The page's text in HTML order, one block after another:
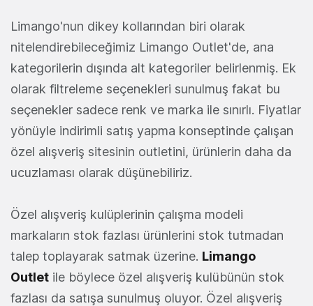
Limango'nun dikey kollarından biri olarak
nitelendirebileceğimiz Limango Outlet'de, ana
kategorilerin dışında alt kategoriler belirlenmiş. Ek
olarak filtreleme seçenekleri sunulmuş fakat bu
seçenekler sadece renk ve marka ile sınırlı. Fiyatlar
yönüyle indirimli satış yapma konseptinde çalışan
özel alışveriş sitesinin outletini, ürünlerin daha da
ucuzlaması olarak düşünebiliriz.
Özel alışveriş kulüplerinin çalışma modeli
markaların stok fazlası ürünlerini stok tutmadan
talep toplayarak satmak üzerine. Limango
Outlet ile böylece özel alışveriş kulübünün stok
fazlası da satışa sunulmuş oluyor. Özel alışveriş